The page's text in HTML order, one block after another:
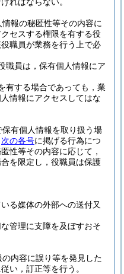
報の秘匿性等その内容に
セスする権限を有する役
職員が業務を行う上で必
職員は，保有個人情報にア
有する場合であっても，業
情報にアクセスしてはな
有個人情報を取り扱う場
次の各号に掲げる行為につ
性等その内容に応じて，
を限定し，役職員は保護
る媒体の外部への送付又
管理に支障を及ぼすおそ
内容に誤り等を発見した
い，訂正等を行う。